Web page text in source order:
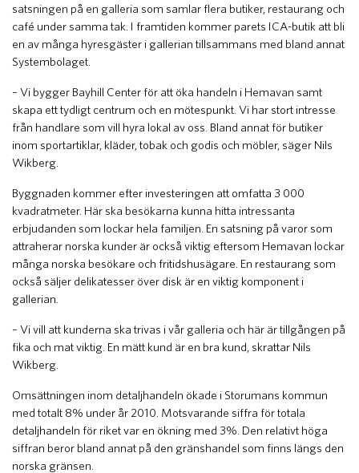
satsningen på en galleria som samlar flera butiker, restaurang och
café under samma tak. I framtiden kommer parets ICA-butik att bli
en av många hyresgäster i gallerian tillsammans med bland annat
Systembolaget.
– Vi bygger Bayhill Center för att öka handeln i Hemavan samt
skapa ett tydligt centrum och en mötespunkt. Vi har stort intresse
från handlare som vill hyra lokal av oss. Bland annat för butiker
inom sportartiklar, kläder, tobak och godis och möbler, säger Nils
Wikberg.
Byggnaden kommer efter investeringen att omfatta 3 000
kvadratmeter. Här ska besökarna kunna hitta intressanta
erbjudanden som lockar hela familjen. En satsning på varor som
attraherar norska kunder är också viktig eftersom Hemavan lockar
många norska besökare och fritidshusägare. En restaurang som
också säljer delikatesser över disk är en viktig komponent i
gallerian.
– Vi vill att kunderna ska trivas i vår galleria och här är tillgången på
fika och mat viktig. En mätt kund är en bra kund, skrattar Nils
Wikberg.
Omsättningen inom detaljhandeln ökade i Storumans kommun
med totalt 8% under år 2010. Motsvarande siffra för totala
detaljhandeln för riket var en ökning med 3%. Den relativt höga
siffran beror bland annat på den gränshandel som finns längs den
norska gränsen.